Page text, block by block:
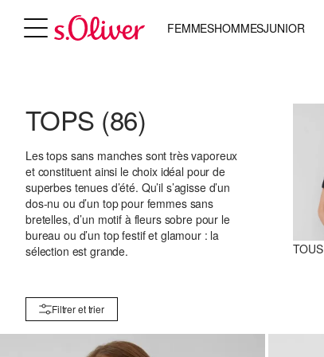
FEMMESHOMMESJUNIOR
TOPS (86)
Les tops sans manches sont très vaporeux
et constituent ainsi le choix idéal pour de
superbes tenues d’été. Qu’il s’agisse d’un
dos-nu ou d’un top pour femmes sans
bretelles, d’un motif à fleurs sobre pour le
bureau ou d’un top festif et glamour : la
sélection est grande.
TOUS
Filtrer et trier